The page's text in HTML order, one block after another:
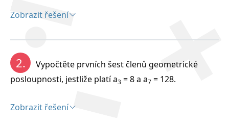
Zobrazit řešení
Posloupnost (a n n=1
je geometrická právě tehdy,
pokud existuje číslo q є R; q ≠ 1, že pro všechny n є N
platí a
= a .q. Číslo q se nazývákvocient
2.
Vypočtěte prvních šest členů geometrické
posloupnosti, jestliže platí a3 = 8 a a7 = 128.
Zobrazit řešení